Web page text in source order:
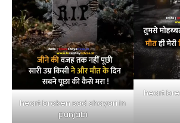
heart broken sad shayari in
punjabi
heart